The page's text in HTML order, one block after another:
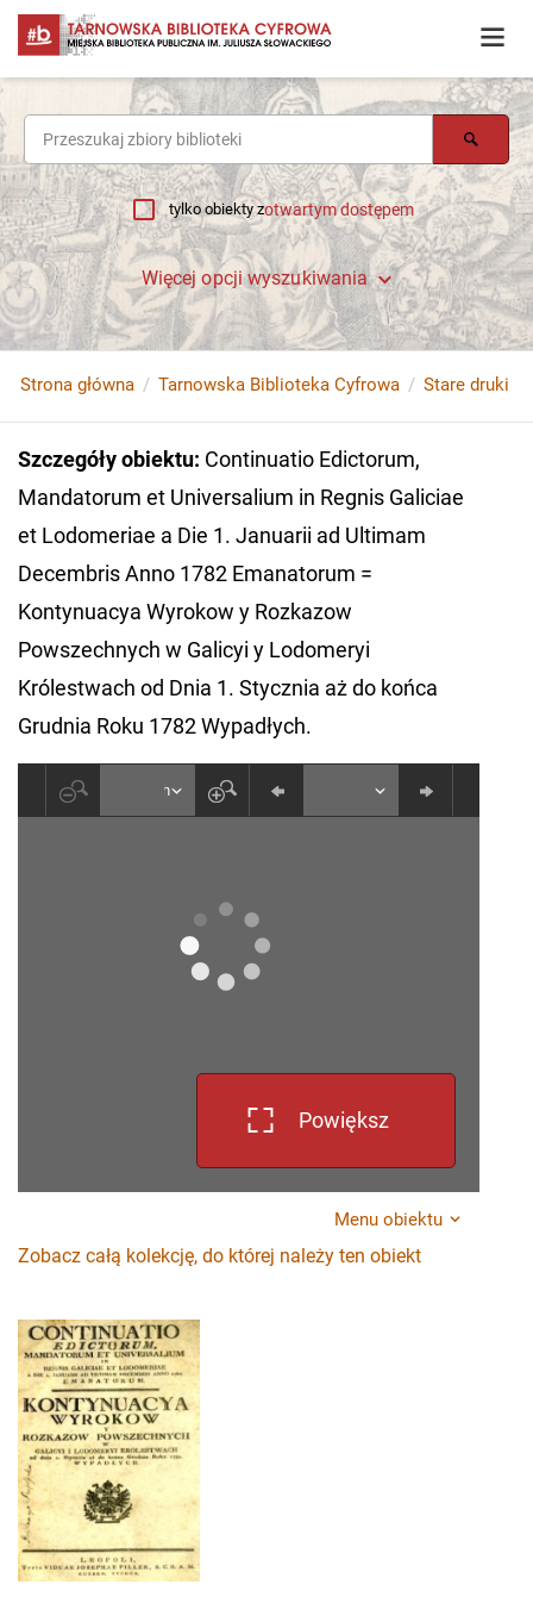
tylko obiekty zotwartym dostępem
Więcej opcji wyszukiwania
Strona główna Tarnowska Biblioteka Cyfrowa Stare druki
Szczegóły obiektu: Continuatio Edictorum,
Mandatorum et Universalium in Regnis Galiciae
et Lodomeriae a Die 1. Januarii ad Ultimam
Decembris Anno 1782 Emanatorum =
Kontynuacya Wyrokow y Rozkazow
Powszechnych w Galicyi y Lodomeryi
Królestwach od Dnia 1. Stycznia aż do końca
Grudnia Roku 1782 Wypadłych.
Powiększ
Menu obiektu
Zobacz całą kolekcję, do której należy ten obiekt